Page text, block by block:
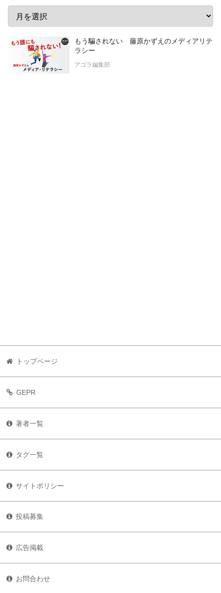
もう騙されない 藤原かずえのメディアリテ
ラシー
アゴラ編集部
トップページ
GEPR
著者一覧
タグ一覧
サイトポリシー
投稿募集
広告掲載
お問合わせ